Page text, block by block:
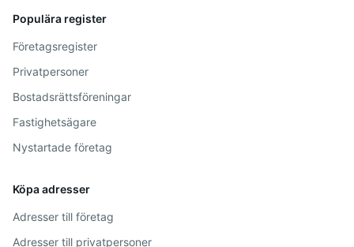
Populära register
Företagsregister
Privatpersoner
Bostadsrättsföreningar
Fastighetsägare
Nystartade företag
Köpa adresser
Adresser till företag
Adresser till privatpersoner